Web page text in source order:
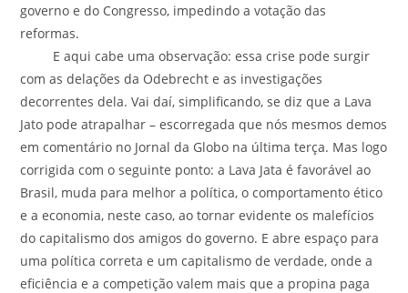
governo e do Congresso, impedindo a votação das
reformas.
E aqui cabe uma observação: essa crise pode surgir
com as delações da Odebrecht e as investigações
decorrentes dela. Vai daí, simplificando, se diz que a Lava
Jato pode atrapalhar – escorregada que nós mesmos demos
em comentário no Jornal da Globo na última terça. Mas logo
corrigida com o seguinte ponto: a Lava Jata é favorável ao
Brasil, muda para melhor a política, o comportamento ético
e a economia, neste caso, ao tornar evidente os malefícios
do capitalismo dos amigos do governo. E abre espaço para
uma política correta e um capitalismo de verdade, onde a
eficiência e a competição valem mais que a propina paga